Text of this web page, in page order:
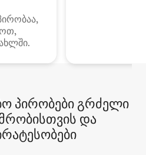
პირობები გრძელი
და